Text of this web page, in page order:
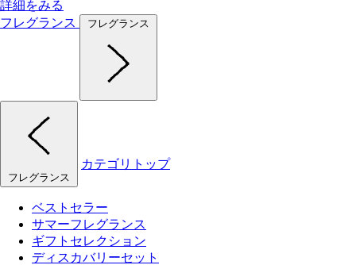
詳細をみる
フレグランス
フレグランス
フレグランス
カテゴリトップ
ベストセラー
サマーフレグランス
ギフトセレクション
ディスカバリーセット